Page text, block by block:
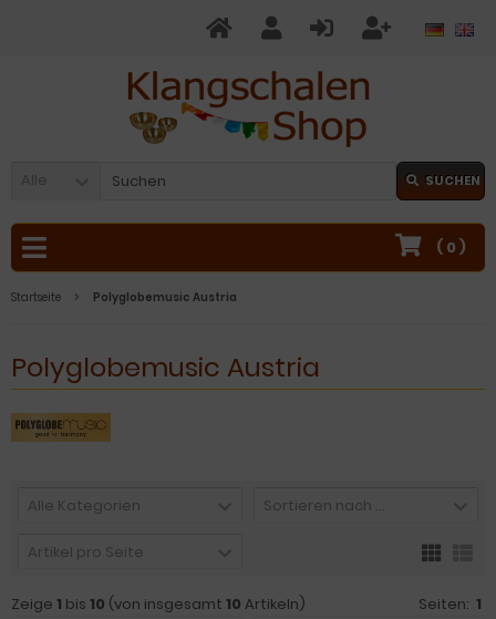
Alle SUCHEN
( 0 )
Startseite Polyglobemusic Austria
Polyglobemusic Austria
Alle Kategorien Sortieren nach ...
Artikel pro Seite
Zeige 1 bis 10 (von insgesamt 10 Artikeln) Seiten: 1